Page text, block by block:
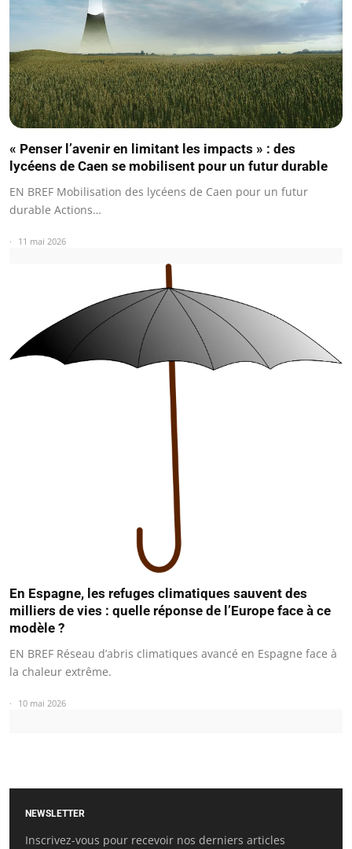
« Penser l’avenir en limitant les impacts » : des
lycéens de Caen se mobilisent pour un futur durable
EN BREF Mobilisation des lycéens de Caen pour un futur
durable Actions…
11 mai 2026
En Espagne, les refuges climatiques sauvent des
milliers de vies : quelle réponse de l’Europe face à ce
modèle ?
EN BREF Réseau d’abris climatiques avancé en Espagne face à
la chaleur extrême.
10 mai 2026
NEWSLETTER
Inscrivez-vous pour recevoir nos derniers articles